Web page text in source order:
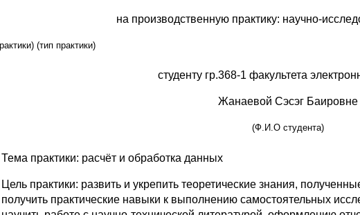
на производственную практику: научно-
(тип практики)
студенту гр.368-1 факультета
Жанаевой Сэсэг Баировне
(Ф.И.О студента)
Тема практики: расчёт и обработка данных
Цель практики: развить и укрепить теоретические знания,
получить практические навыки к выполнению самостоятельных